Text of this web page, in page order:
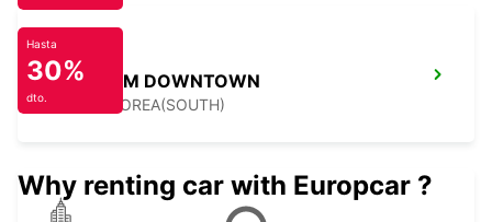
GANGNAM DOWNTOWN
SEOUL - KOREA(SOUTH)
Hasta
30%
dto.
Why renting car with Europcar ?